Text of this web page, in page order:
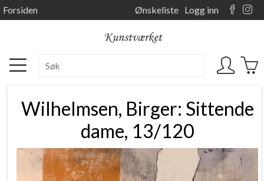
Forsiden Ønskeliste Logg inn
Wilhelmsen, Birger: Sittende
dame, 13/120